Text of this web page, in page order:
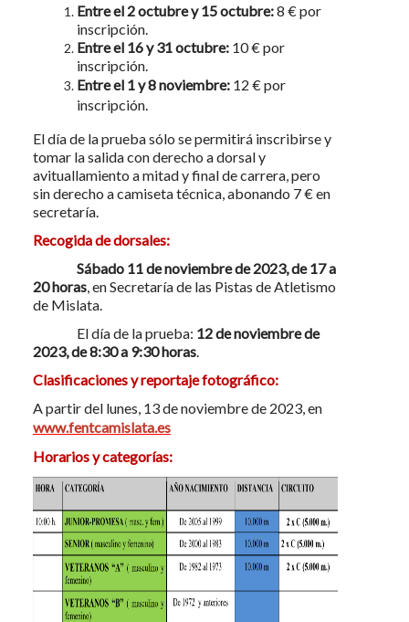
Entre el 2 octubre y 15 octubre:8 € por
inscripción.
Entre el 16 y 31 octubre:10 € por
inscripción.
Entre el 1 y 8 noviembre:12 € por
inscripción.
El día de la prueba sólo se permitirá inscribirse y
tomar la salida con derecho a dorsal y
avituallamiento a mitad y final de carrera, pero
sin derecho a camiseta técnica, abonando 7 € en
secretaría.
Recogida de dorsales:
Sábado 11 de noviembre de 2023, de 17 a
20 horas, en Secretaría de las Pistas de Atletismo
de Mislata.
El día de la prueba: 12 de noviembre de
2023, de 8:30 a 9:30 horas.
Clasificaciones y reportaje fotográfico:
A partir del lunes, 13 de noviembre de 2023, en
www.fentcamislata.es
Horarios y categorías: